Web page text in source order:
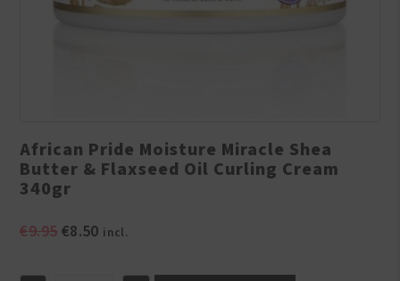
African Pride Moisture Miracle Shea
Butter & Flaxseed Oil Curling Cream
340gr
€9.95 Oorspronkelijke
€8.50Huidige
incl.